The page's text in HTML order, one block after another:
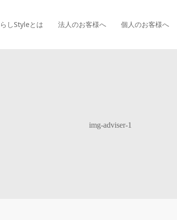
しStyleとは 法人のお客様へ 個人のお客様へ
img-adviser-1